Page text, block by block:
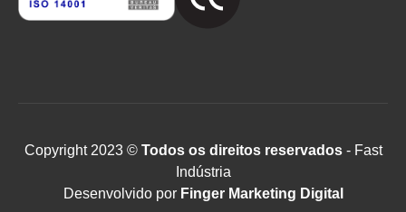
Copyright 2023 ©Todos os direitos reservados- Fast
Indústria
Desenvolvido por Finger Marketing Digital